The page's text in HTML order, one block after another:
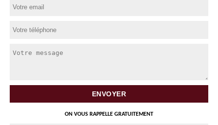
ON VOUS RAPPELLE GRATUITEMENT